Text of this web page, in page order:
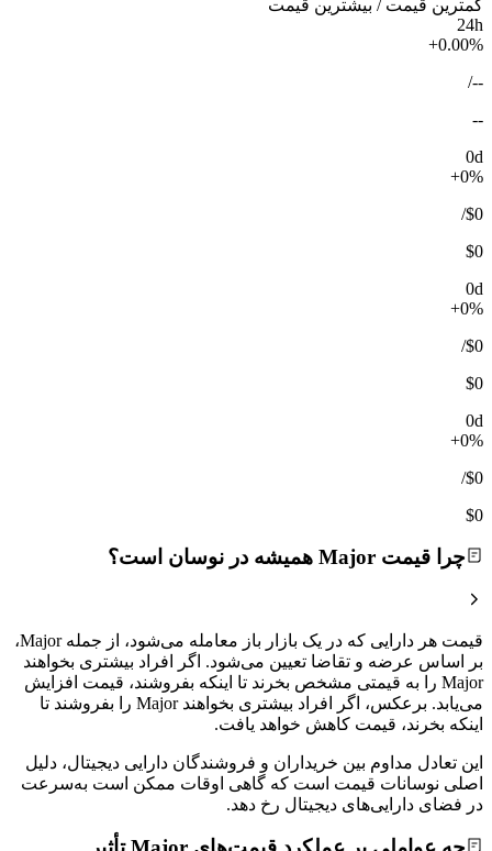
کمترین قیمت / بیشترین قیمت
24h
+0.00%
--
/
--
0d
+0%
$0
/
$0
0d
+0%
$0
/
$0
0d
+0%
$0
/
$0
چرا قیمت Major همیشه در نوسان است؟
قیمت هر دارایی که در یک بازار باز معامله می‌شود، از جمله Major،
بر اساس عرضه و تقاضا تعیین می‌شود. اگر افراد بیشتری بخواهند
Major را به قیمتی مشخص بخرند تا اینکه بفروشند، قیمت افزایش
می‌یابد. برعکس، اگر افراد بیشتری بخواهند Major را بفروشند تا
اینکه بخرند، قیمت کاهش خواهد یافت.
این تعادل مداوم بین خریداران و فروشندگان دارایی دیجیتال، دلیل
اصلی نوسانات قیمت است که گاهی اوقات ممکن است به‌سرعت
در فضای دارایی‌های دیجیتال رخ دهد.